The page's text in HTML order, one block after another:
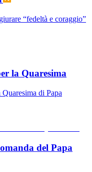
“fedeltà e coraggio”
la Quaresima
di Papa
del Papa